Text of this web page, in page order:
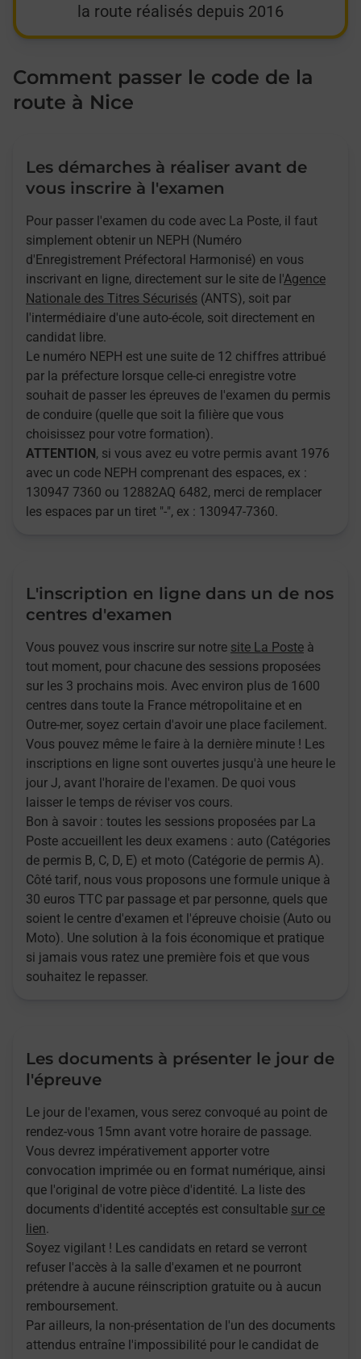
la route réalisés depuis 2016
Comment passer le code de la
route à Nice
Les démarches à réaliser avant de
vous inscrire à l'examen
Pour passer l'examen du code avec La Poste, il faut
simplement obtenir un NEPH (Numéro
d'Enregistrement Préfectoral Harmonisé) en vous
inscrivant en ligne, directement sur le site de l'Agence
Nationale des Titres Sécurisés (ANTS), soit par
l'intermédiaire d'une auto-école, soit directement en
candidat libre.
Le numéro NEPH est une suite de 12 chiffres attribué
par la préfecture lorsque celle-ci enregistre votre
souhait de passer les épreuves de l'examen du permis
de conduire (quelle que soit la filière que vous
choisissez pour votre formation).
ATTENTION , si vous avez eu votre permis avant 1976
avec un code NEPH comprenant des espaces, ex :
130947 7360 ou 12882AQ 6482, merci de remplacer
les espaces par un tiret "-", ex : 130947-7360.
L'inscription en ligne dans un de nos
centres d'examen
Vous pouvez vous inscrire sur notre site La Poste à
tout moment, pour chacune des sessions proposées
sur les 3 prochains mois. Avec environ plus de 1600
centres dans toute la France métropolitaine et en
Outre-mer, soyez certain d'avoir une place facilement.
Vous pouvez même le faire à la dernière minute ! Les
inscriptions en ligne sont ouvertes jusqu'à une heure le
jour J, avant l'horaire de l'examen. De quoi vous
laisser le temps de réviser vos cours.
Bon à savoir : toutes les sessions proposées par La
Poste accueillent les deux examens : auto (Catégories
de permis B, C, D, E) et moto (Catégorie de permis A).
Côté tarif, nous vous proposons une formule unique à
30 euros TTC par passage et par personne, quels que
soient le centre d'examen et l'épreuve choisie (Auto ou
Moto). Une solution à la fois économique et pratique
si jamais vous ratez une première fois et que vous
souhaitez le repasser.
Les documents à présenter le jour de
l'épreuve
Le jour de l'examen, vous serez convoqué au point de
rendez-vous 15mn avant votre horaire de passage.
Vous devrez impérativement apporter votre
convocation imprimée ou en format numérique, ainsi
que l'original de votre pièce d'identité. La liste des
documents d'identité acceptés est consultable sur ce
lien.
Soyez vigilant ! Les candidats en retard se verront
refuser l'accès à la salle d'examen et ne pourront
prétendre à aucune réinscription gratuite ou à aucun
remboursement.
Par ailleurs, la non-présentation de l'un des documents
attendus entraîne l'impossibilité pour le candidat de